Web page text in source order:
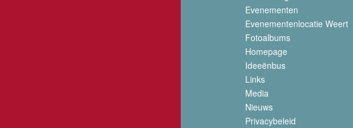
Evenementen
Evenementenlocatie Weert
Fotoalbums
Homepage
Ideeënbus
Links
Media
Nieuws
Privacybeleid